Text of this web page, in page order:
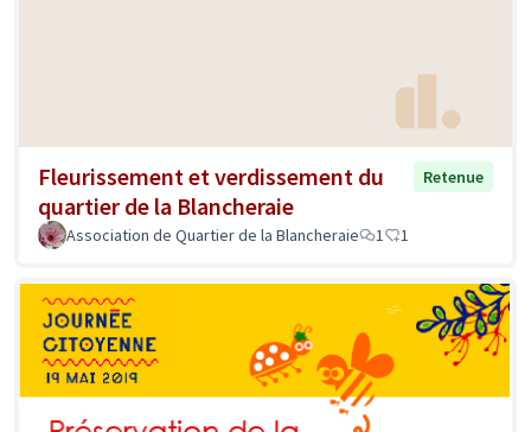
Fleurissement et verdissement du
quartier de la Blancheraie
Retenue
Association de Quartier de la Blancheraie 1 1